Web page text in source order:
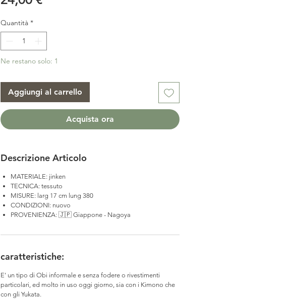
Quantità *
Ne restano solo: 1
Aggiungi al carrello
Acquista ora
Descrizione Articolo
MATERIALE: jinken
TECNICA: tessuto
MISURE: larg 17 cm lung 380
CONDIZIONI: nuovo
PROVENIENZA: 🇯🇵 Giappone - Nagoya
caratteristiche:
E' un tipo di Obi informale e senza fodere o rivestimenti
particolari, ed molto in uso oggi giorno, sia con i Kimono che
con gli Yukata.